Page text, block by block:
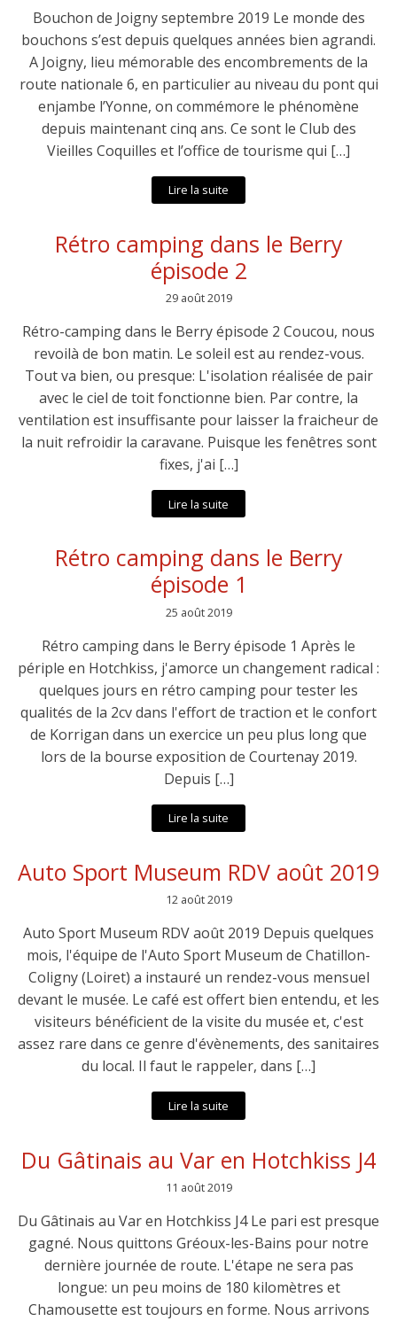
Bouchon de Joigny septembre 2019 Le monde des
bouchons s’est depuis quelques années bien agrandi.
A Joigny, lieu mémorable des encombrements de la
route nationale 6, en particulier au niveau du pont qui
enjambe l’Yonne, on commémore le phénomène
depuis maintenant cinq ans. Ce sont le Club des
Vieilles Coquilles et l’office de tourisme qui […]
Lire la suite
Rétro camping dans le Berry
épisode 2
29 août 2019
Rétro-camping dans le Berry épisode 2 Coucou, nous
revoilà de bon matin. Le soleil est au rendez-vous.
Tout va bien, ou presque: L'isolation réalisée de pair
avec le ciel de toit fonctionne bien. Par contre, la
ventilation est insuffisante pour laisser la fraicheur de
la nuit refroidir la caravane. Puisque les fenêtres sont
fixes, j'ai […]
Lire la suite
Rétro camping dans le Berry
épisode 1
25 août 2019
Rétro camping dans le Berry épisode 1 Après le
périple en Hotchkiss, j'amorce un changement radical :
quelques jours en rétro camping pour tester les
qualités de la 2cv dans l'effort de traction et le confort
de Korrigan dans un exercice un peu plus long que
lors de la bourse exposition de Courtenay 2019.
Depuis […]
Lire la suite
Auto Sport Museum RDV août 2019
12 août 2019
Auto Sport Museum RDV août 2019 Depuis quelques
mois, l'équipe de l'Auto Sport Museum de Chatillon-
Coligny (Loiret) a instauré un rendez-vous mensuel
devant le musée. Le café est offert bien entendu, et les
visiteurs bénéficient de la visite du musée et, c'est
assez rare dans ce genre d'évènements, des sanitaires
du local. Il faut le rappeler, dans […]
Lire la suite
Du Gâtinais au Var en Hotchkiss J4
11 août 2019
Du Gâtinais au Var en Hotchkiss J4 Le pari est presque
gagné. Nous quittons Gréoux-les-Bains pour notre
dernière journée de route. L'étape ne sera pas
longue: un peu moins de 180 kilomètres et
Chamousette est toujours en forme. Nous arrivons